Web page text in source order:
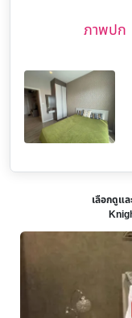
ภาพปก
เลือกดูแ